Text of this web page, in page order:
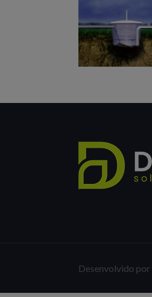
Desenvolvido por